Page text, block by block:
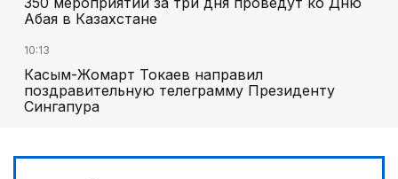
Абая в Казахстане
10:13
Касым-Жомарт Токаев направил
поздравительную телеграмму Президенту
Сингапура